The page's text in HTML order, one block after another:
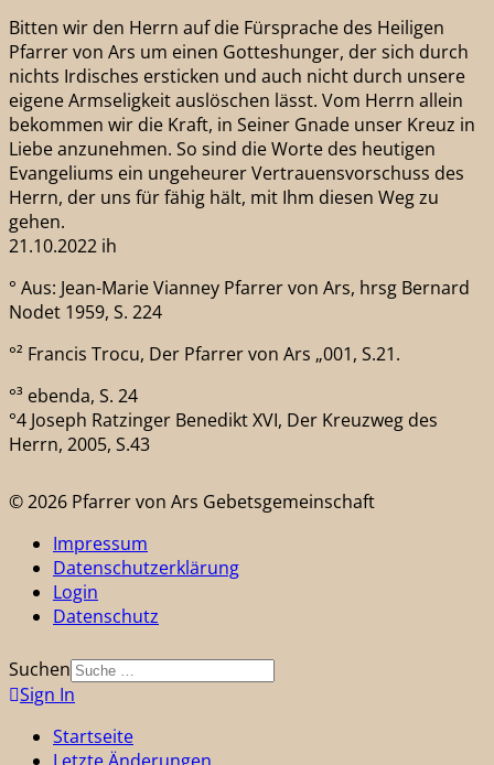
Bitten wir den Herrn auf die Fürsprache des Heiligen
Pfarrer von Ars um einen Gotteshunger, der sich durch
nichts Irdisches ersticken und auch nicht durch unsere
eigene Armseligkeit auslöschen lässt. Vom Herrn allein
bekommen wir die Kraft, in Seiner Gnade unser Kreuz in
Liebe anzunehmen. So sind die Worte des heutigen
Evangeliums ein ungeheurer Vertrauensvorschuss des
Herrn, der uns für fähig hält, mit Ihm diesen Weg zu
gehen.
21.10.2022 ih
° Aus: Jean-Marie Vianney Pfarrer von Ars, hrsg Bernard
Nodet 1959, S. 224
°² Francis Trocu, Der Pfarrer von Ars „001, S.21.
°³ ebenda, S. 24
°4 Joseph Ratzinger Benedikt XVI, Der Kreuzweg des
Herrn, 2005, S.43
© 2026 Pfarrer von Ars Gebetsgemeinschaft
Impressum
Datenschutzerklärung
Login
Datenschutz
Suchen
Sign In
Startseite
Letzte Änderungen